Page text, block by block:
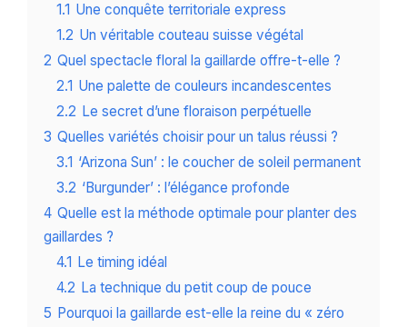
1.1 Une conquête territoriale express
1.2 Un véritable couteau suisse végétal
2 Quel spectacle floral la gaillarde offre-t-elle ?
2.1 Une palette de couleurs incandescentes
2.2 Le secret d’une floraison perpétuelle
3 Quelles variétés choisir pour un talus réussi ?
3.1 ‘Arizona Sun’ : le coucher de soleil permanent
3.2 ‘Burgunder’ : l’élégance profonde
4 Quelle est la méthode optimale pour planter des
gaillardes ?
4.1 Le timing idéal
4.2 La technique du petit coup de pouce
5 Pourquoi la gaillarde est-elle la reine du « zéro